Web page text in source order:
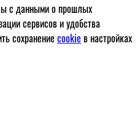
с данными о прошлых
сервисов и удобства
сохранение cookie в настройках